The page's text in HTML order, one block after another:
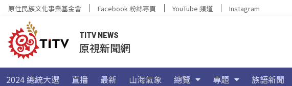
原住民族文化事業基金會 Facebook 粉絲專頁 YouTube 頻道 Instagram
TITV NEWS
原視新聞網
2024 總統大選 直播 最新 山海氣象 總覽 專題 族語新聞